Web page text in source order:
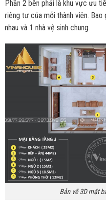
Phần 2 bên phải là khu vực ưu
riêng tư của mỗi thành viên.
nhau và 1 nhà vệ sinh chung.
Bản vẽ 3D mặt